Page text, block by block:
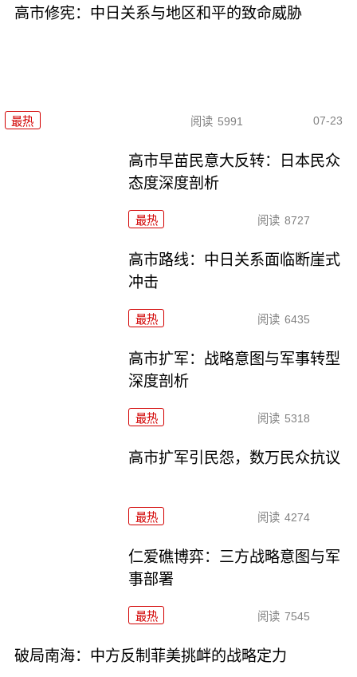
高市修宪：中日关系与地区和平的致命威胁
最热 阅读 5991 07-23
高市早苗民意大反转：日本民众
态度深度剖析
最热 阅读 8727
高市路线：中日关系面临断崖式
冲击
最热 阅读 6435
高市扩军：战略意图与军事转型
深度剖析
最热 阅读 5318
高市扩军引民怨，数万民众抗议
最热 阅读 4274
仁爱礁博弈：三方战略意图与军
事部署
最热 阅读 7545
破局南海：中方反制菲美挑衅的战略定力